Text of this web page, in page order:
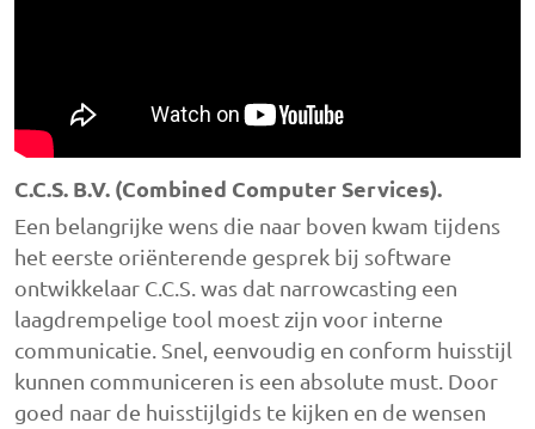
C.C.S. B.V. (Combined Computer Services).
Een belangrijke wens die naar boven kwam tijdens
het eerste oriënterende gesprek bij software
ontwikkelaar C.C.S. was dat narrowcasting een
laagdrempelige tool moest zijn voor interne
communicatie. Snel, eenvoudig en conform huisstijl
kunnen communiceren is een absolute must. Door
goed naar de huisstijlgids te kijken en de wensen